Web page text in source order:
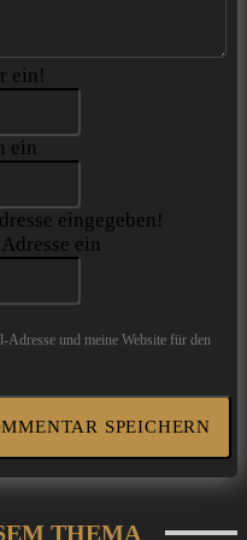
ein!
ein
eingegeben!
ein
Adresse und meine Website für den
THEMA